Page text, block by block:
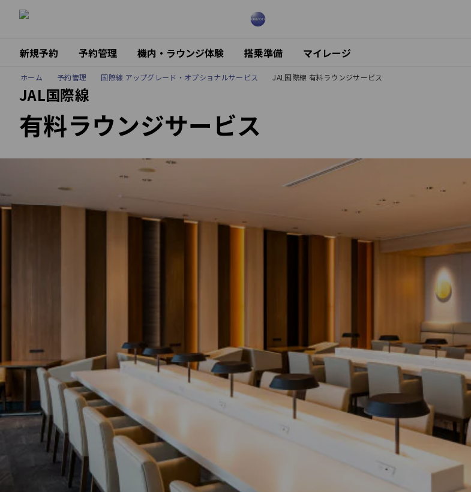
新規予約 予約管理 機内・ラウンジ体験 搭乗準備 マイレージ
ホーム 予約管理 国際線 アップグレード・オプショナルサービス JAL国際線 有料ラウンジサービス
JAL国際線
有料ラウンジサービス